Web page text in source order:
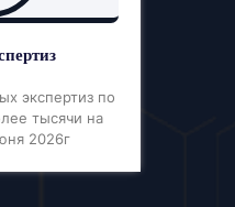
экспертиз по
тысячи на
2026г